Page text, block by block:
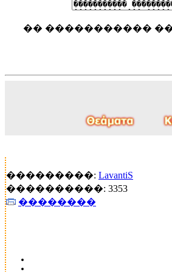
�� �����������
���������: LavantiS
����������: 3353
��������